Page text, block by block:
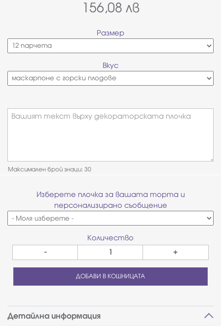
156,08 лв
Размер
Вкус
Вашият текст върху декораторската плочка
Максимален брой знаци: 30
Изберете плочка за вашата торта и
персонализирано съобщение
Количество
- +
ДОБАВИ В КОШНИЦАТА
Детайлна информация